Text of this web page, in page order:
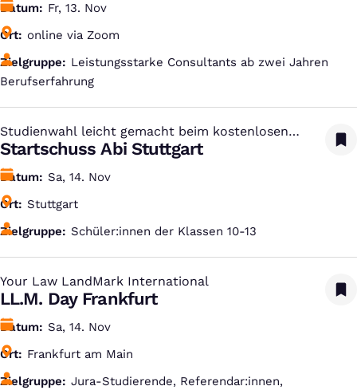
Datum
Fr, 13. Nov
Ort
online via Zoom
Zielgruppe
Leistungsstarke Consultants ab zwei Jahren
Berufserfahrung
Studienwahl leicht gemacht beim kostenlosen
Studien-Infotag
:
Startschuss Abi Stuttgart
Datum
Sa, 14. Nov
Ort
Stuttgart
Zielgruppe
Schüler:innen der Klassen 10-13
Your Law LandMark International
:
LL.M. Day Frankfurt
Datum
Sa, 14. Nov
Ort
Frankfurt am Main
Zielgruppe
Jura-Studierende, Referendar:innen,